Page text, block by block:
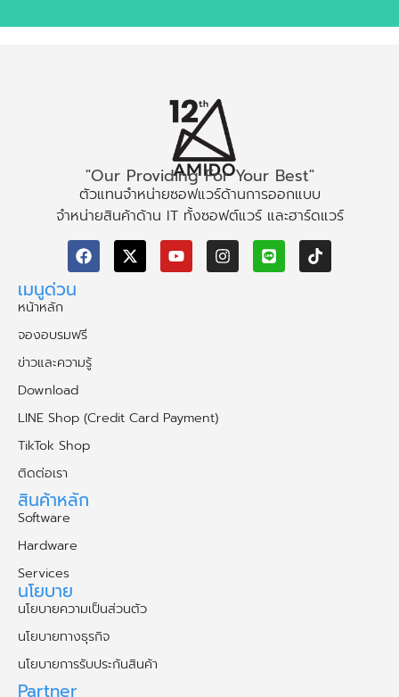
"Our Providing For Your Best"
ตัวแทนจำหน่ายซอฟแวร์ด้านการออกแบบ
จำหน่ายสินค้าด้าน IT ทั้งซอฟต์แวร์ และฮาร์ดแวร์
เมนูด่วน
หน้าหลัก
จองอบรมฟรี
ข่าวและความรู้
Download
LINE Shop (Credit Card Payment)
TikTok Shop
ติดต่อเรา
สินค้าหลัก
Software
Hardware
Services
นโยบาย
นโยบายความเป็นส่วนตัว
นโยบายทางธุรกิจ
นโยบายการรับประกันสินค้า
Partner